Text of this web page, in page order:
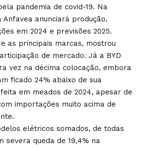
pandemia de covid-19. Na
Anfavea anunciará produção,
em 2024 e previsões 2025.
as principais marcas, mostrou
de mercado. Já a BYD
vez na décima colocação, embora
ficado 24% abaixo de sua
em meados de 2024, apesar de
importações muito acima de
elétricos somados, de todas
severa queda de 19,4% na